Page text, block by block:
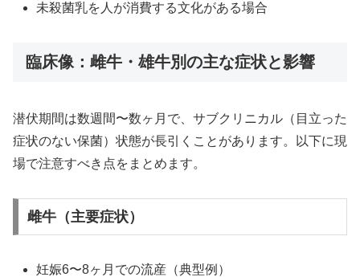
未殺菌乳を人が消費する文化がある場合
臨床像：雌牛・雄牛別の主な症状と影響
潜伏期間は数週間〜数ヶ月で、サブクリニカル（目立った
症状のない保菌）状態が長引くことがあります。以下に現
場で注意すべき点をまとめます。
雌牛（主要症状）
妊娠6〜8ヶ月での流産（典型例）